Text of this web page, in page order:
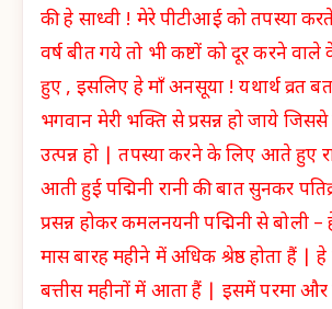
की हे साध्वी ! मेरे पीटीआई को तपस्या
वर्ष बीत गये तो भी कष्टों को दूर करने वाले
हुए , इसलिए हे माँ अनसूया ! यथार्थ व्रत
भगवान मेरी भक्ति से प्रसन्न हो जाये जिससे
उत्पन्न हो | तपस्या करने के लिए आते हुए
आती हुई पद्मिनी रानी की बात सुनकर
प्रसन्न होकर कमलनयनी पद्मिनी से बोली
मास बारह महीने में अधिक श्रेष्ठ होता हैं | हे
बत्तीस महीनों में आता हैं | इसमें परमा और